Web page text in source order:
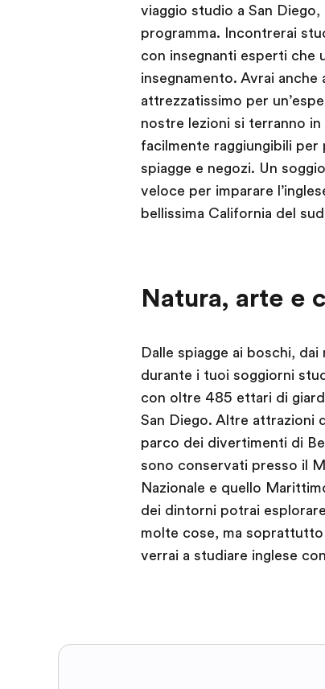
viaggio studio a San
programma. Incontrerai
con insegnanti esperti che
insegnamento. Avrai
attrezzatissimo per
nostre lezioni si terranno
facilmente raggiungibili
spiagge e negozi. Un
veloce per imparare
bellissima California del
Natura, arte e
Dalle spiagge ai boschi,
durante i tuoi soggiorni
con oltre 485 ettari di
San Diego. Altre attrazioni
parco dei divertimenti di
sono conservati presso il
Nazionale e quello
dei dintorni potrai
molte cose, ma
verrai a studiare inglese